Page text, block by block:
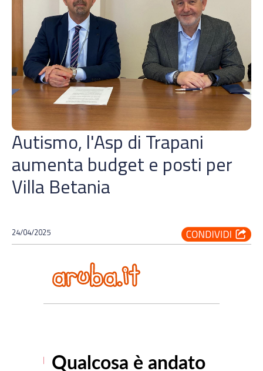
Autismo, l'Asp di Trapani
aumenta budget e posti per
Villa Betania
24/04/2025